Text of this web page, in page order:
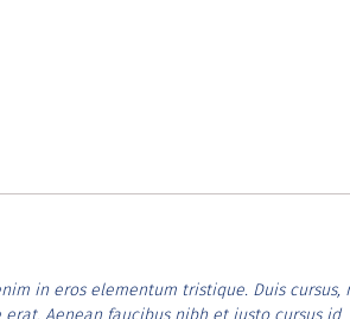
in eros elementum tristique. Duis cursus,
Aenean faucibus nibh et justo cursus id